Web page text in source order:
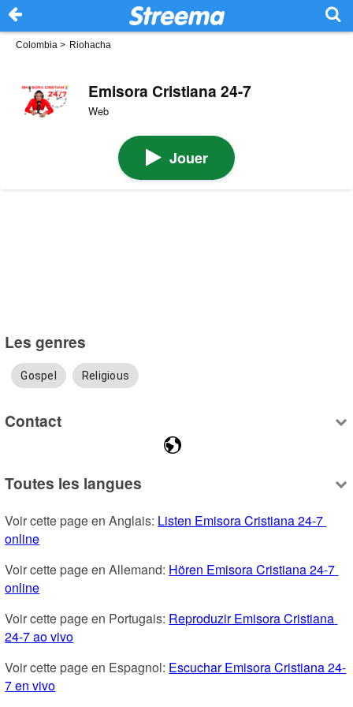
Colombia > Riohacha
Emisora Cristiana 24-7
Web
Jouer
Les genres
Gospel Religious
Contact
Toutes les langues
Voir cette page en Anglais: Listen Emisora Cristiana 24-7
online
Voir cette page en Allemand: Hören Emisora Cristiana 24-7
online
Voir cette page en Portugais: Reproduzir Emisora Cristiana
24-7 ao vivo
Voir cette page en Espagnol: Escuchar Emisora Cristiana 24-
7 en vivo